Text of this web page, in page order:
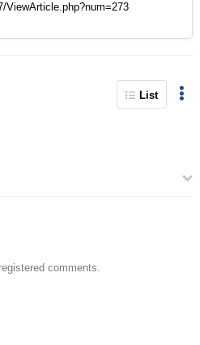
ViewArticle.php?num=273
List
comments.